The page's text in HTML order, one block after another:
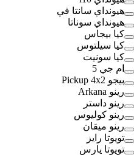
هيونداي سانتا في
هيونداي سوناتا
كيا بيجاس
كيا سيلتوس
كيا سونيت
ام جي 5
بيجو Pickup 4x2
رينو Arkana
رينو داستر
رينو كوليوس
رينو ميقان
تويوتا رايز
تويوتا يارس